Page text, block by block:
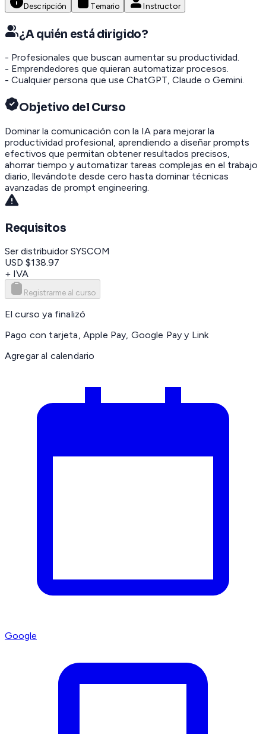
Descripción Temario Instructor
¿A quién está dirigido?
- Profesionales que buscan aumentar su productividad.
- Emprendedores que quieran automatizar procesos.
- Cualquier persona que use ChatGPT, Claude o Gemini.
Objetivo del Curso
Dominar la comunicación con la IA para mejorar la
productividad profesional, aprendiendo a diseñar prompts
efectivos que permitan obtener resultados precisos,
ahorrar tiempo y automatizar tareas complejas en el trabajo
diario, llevándote desde cero hasta dominar técnicas
avanzadas de prompt engineering.
Requisitos
Ser distribuidor SYSCOM
USD $138.97
+ IVA
Registrarme al curso
El curso ya finalizó
Pago con tarjeta, Apple Pay, Google Pay y Link
Agregar al calendario
Google